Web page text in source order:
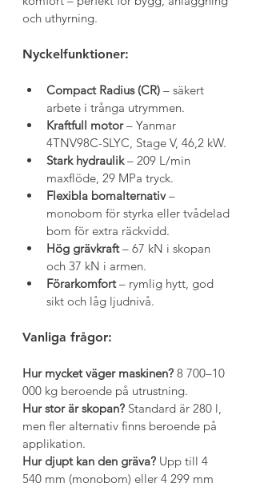
och uthyrning.
Nyckelfunktioner:
Compact Radius (CR) – säkert
arbete i trånga utrymmen.
Kraftfull motor – Yanmar
4TNV98C-SLYC, Stage V, 46,2 kW.
Stark hydraulik – 209 L/min
maxflöde, 29 MPa tryck.
Flexibla bomalternativ –
monobom för styrka eller tvådelad
bom för extra räckvidd.
Hög grävkraft – 67 kN i skopan
och 37 kN i armen.
Förarkomfort – rymlig hytt, god
sikt och låg ljudnivå.
Vanliga frågor:
Hur mycket väger maskinen? 8 700–10
000 kg beroende på utrustning.
Hur stor är skopan? Standard är 280 l,
men fler alternativ finns beroende på
applikation.
Hur djupt kan den gräva? Upp till 4
540 mm (monobom) eller 4 299 mm